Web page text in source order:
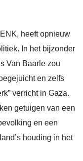
heeft opnieuw
In het bijzonder
Van Baarle zou
en zelfs
verricht in Gaza.
getuigen van een
en een
houding in het